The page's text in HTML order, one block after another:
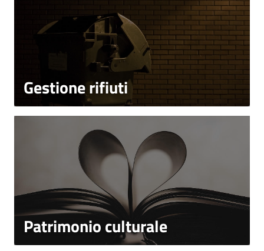
Gestione rifiuti
Patrimonio culturale